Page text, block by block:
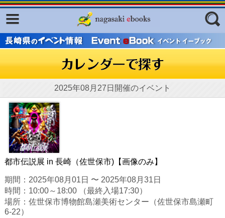
フリーワード
ジャンル
2025年08月27日開催のイベント
都市伝説展 in 長崎（佐世保市)【画像のみ】
期間：2025年08月01日 〜 2025年08月31日
時間：10:00～18:00 （最終入場17:30）
場所：佐世保市博物館島瀬美術センター（佐世保市島瀬町
6-22）
Facebook
ふくいろキラリプロジェクト
東京観光デジタルパンフレットギャ
ラリー（TOKYO Brochures）
復興応援企画
はじめてご利用される方へ
コンテンツ
広報誌ナビ
明治日本の産業革命遺産
長崎と天草地方の潜伏キリシタン
関連遺産
大学・専門学校ナビ